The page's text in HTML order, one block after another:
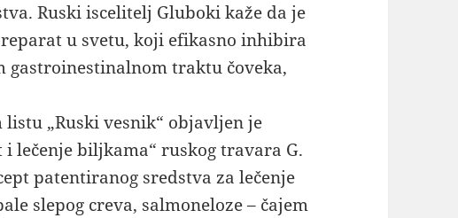
Ruski iscelitelj Gluboki kaže da je
u svetu, koji efikasno inhibira
gastroinestinalnom traktu čoveka,
„Ruski vesnik“ objavljen je
lečenje biljkama“ ruskog travara G.
patentiranog sredstva za lečenje
slepog creva, salmoneloze – čajem